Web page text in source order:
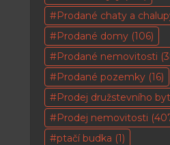
Prodané chaty a
Prodané domy (106)
Prodané nemovitosti
Prodané pozemky (16)
Prodej družstevního
Prodej nemovitosti
ptačí budka (1)